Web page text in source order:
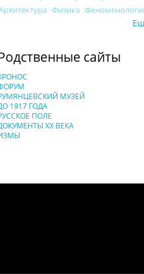
Физика
сайты
МУЗЕЙ
1917 ГОДА
ПОЛЕ
XX ВЕКА